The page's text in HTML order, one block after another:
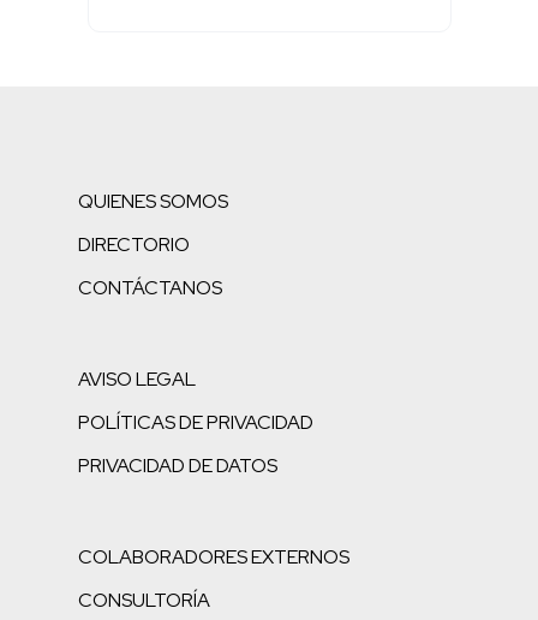
QUIENES SOMOS
DIRECTORIO
CONTÁCTANOS
AVISO LEGAL
POLÍTICAS DE PRIVACIDAD
PRIVACIDAD DE DATOS
COLABORADORES EXTERNOS
CONSULTORÍA